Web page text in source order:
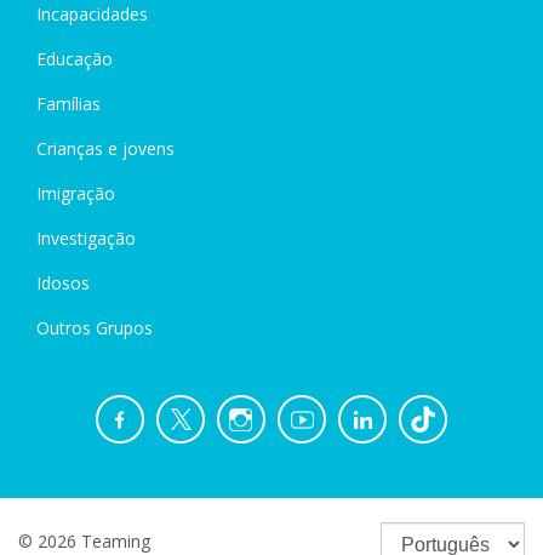
Incapacidades
Educação
Famílias
Crianças e jovens
Imigração
Investigação
Idosos
Outros Grupos
© 2026 Teaming